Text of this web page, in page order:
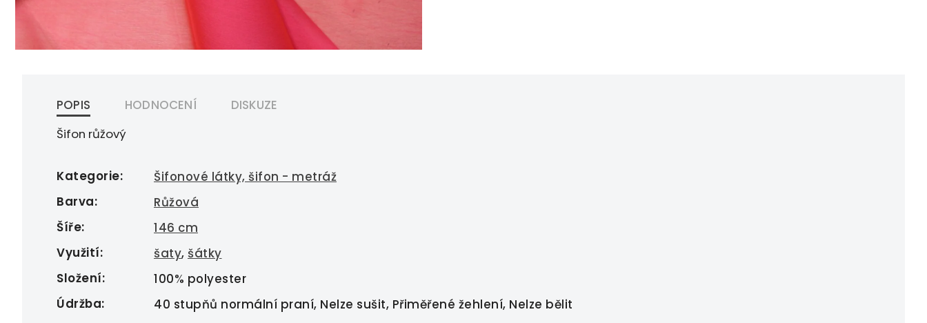
POPIS HODNOCENÍ
DISKUZE
Šifon růžový
Kategorie:
Šifonové látky, šifon - metráž
Barva:
Růžová
Šíře:
146 cm
Využití: šaty, šátky
Složení:
100% polyester
Údržba: 40 stupňů normální praní, Nelze sušit, Přiměřené žehlení, Nelze bělit